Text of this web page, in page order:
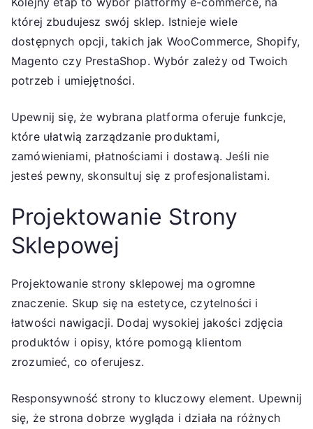
której zbudujesz swój sklep. Istnieje wiele
dostępnych opcji, takich jak WooCommerce, Shopify,
Magento czy PrestaShop. Wybór zależy od Twoich
potrzeb i umiejętności.
Upewnij się, że wybrana platforma oferuje funkcje,
które ułatwią zarządzanie produktami,
zamówieniami, płatnościami i dostawą. Jeśli nie
jesteś pewny, skonsultuj się z profesjonalistami.
Projektowanie Strony
Sklepowej
Projektowanie strony sklepowej ma ogromne
znaczenie. Skup się na estetyce, czytelności i
łatwości nawigacji. Dodaj wysokiej jakości zdjęcia
produktów i opisy, które pomogą klientom
zrozumieć, co oferujesz.
Responsywność strony to kluczowy element. Upewnij
się, że strona dobrze wygląda i działa na różnych